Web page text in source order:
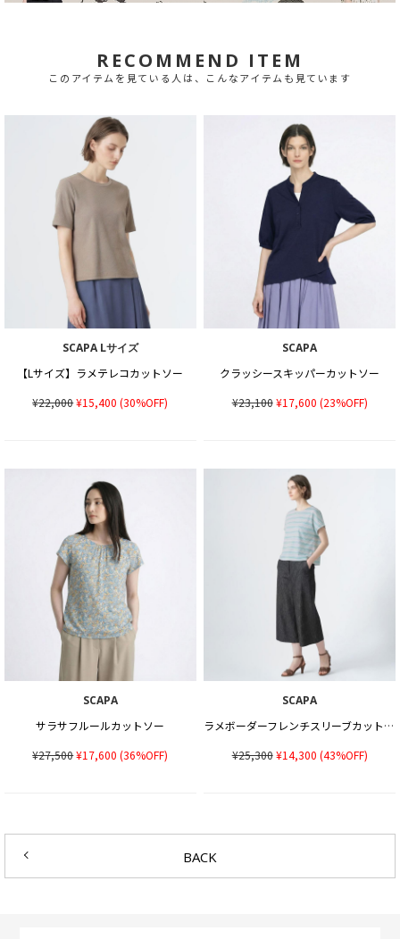
RECOMMEND ITEM
このアイテムを見ている人は、こんなアイテムも見ています
SCAPA Lサイズ
【Lサイズ】ラメテレコカットソー
¥22,000¥15,400 (30%OFF)
SCAPA
クラッシースキッパーカットソー
¥23,100¥17,600 (23%OFF)
SCAPA
サラサフルールカットソー
¥27,500¥17,600 (36%OFF)
SCAPA
ラメボーダーフレンチスリーブカットソー
¥25,300¥14,300 (43%OFF)
BACK